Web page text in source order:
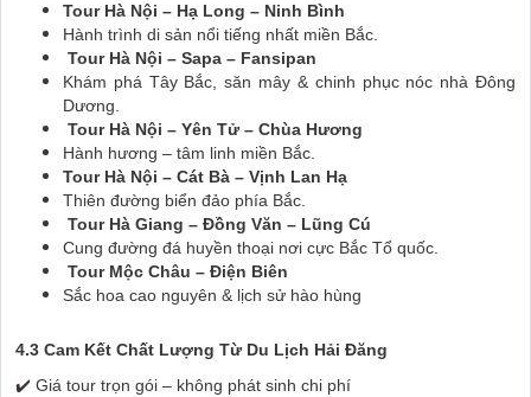
Tour Hà Nội – Hạ Long – Ninh Bình
Hành trình di sản nổi tiếng nhất miền Bắc.
Tour Hà Nội – Sapa – Fansipan
Khám phá Tây Bắc, săn mây & chinh phục nóc nhà Đông
Dương.
Tour Hà Nội – Yên Tử – Chùa Hương
Hành hương – tâm linh miền Bắc.
Tour Hà Nội – Cát Bà – Vịnh Lan Hạ
Thiên đường biển đảo phía Bắc.
Tour Hà Giang – Đồng Văn – Lũng Cú
Cung đường đá huyền thoại nơi cực Bắc Tổ quốc.
Tour Mộc Châu – Điện Biên
Sắc hoa cao nguyên & lịch sử hào hùng
4.3 Cam Kết Chất Lượng Từ Du Lịch Hải Đăng
✔️ Giá tour trọn gói – không phát sinh chi phí